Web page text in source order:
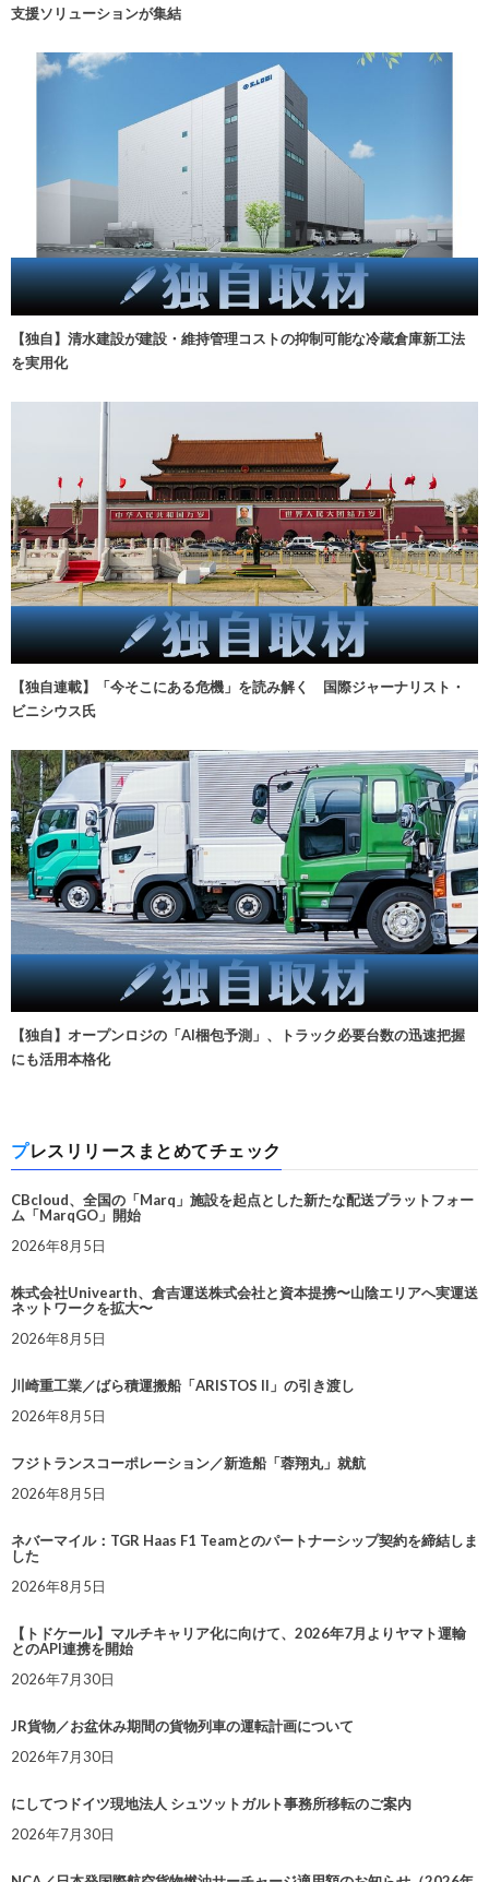
支援ソリューションが集結
【独自】清水建設が建設・維持管理コストの抑制可能な冷蔵倉庫新工法
を実用化
【独自連載】「今そこにある危機」を読み解く 国際ジャーナリスト・
ビニシウス氏
【独自】オープンロジの「AI梱包予測」、トラック必要台数の迅速把握
にも活用本格化
プレスリリースまとめてチェック
CBcloud、全国の「Marq」施設を起点とした新たな配送プラットフォー
ム「MarqGO」開始
2026年8月5日
株式会社Univearth、倉吉運送株式会社と資本提携〜山陰エリアへ実運送
ネットワークを拡大〜
2026年8月5日
川崎重工業／ばら積運搬船「ARISTOS II」の引き渡し
2026年8月5日
フジトランスコーポレーション／新造船「蓉翔丸」就航
2026年8月5日
ネバーマイル：TGR Haas F1 Teamとのパートナーシップ契約を締結しま
した
2026年8月5日
【トドケール】マルチキャリア化に向けて、2026年7月よりヤマト運輸
とのAPI連携を開始
2026年7月30日
JR貨物／お盆休み期間の貨物列車の運転計画について
2026年7月30日
にしてつドイツ現地法人 シュツットガルト事務所移転のご案内
2026年7月30日